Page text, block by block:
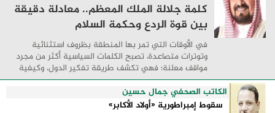
كلمة جلالة الملك المعظم.. معادلة دقيقة
بين قوة الردع وحكمة السلام
في الأوقات التي تمر بها المنطقة بظروف استثنائية
وتوترات متصاعدة، تصبح الكلمات السياسية أكثر من مجرد
مواقف معلنة؛ فهي تكشف طريقة تفكير الدول، وكيفية
إدارتها للأزمات، والحدود التي تفصل بين القوة ...
الكاتب الصحفي جمال حسين
سقوط إمبراطورية «أولاد الأكابر»